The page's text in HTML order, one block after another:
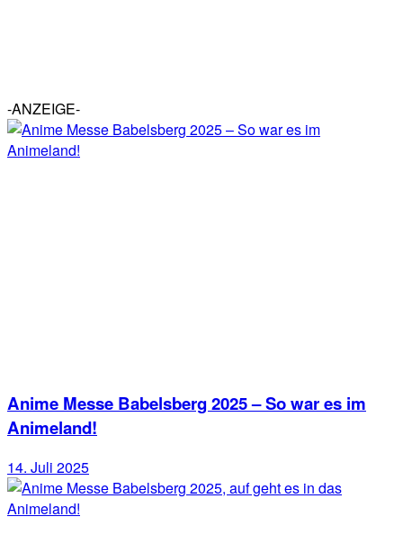
-ANZEIGE-
Anime Messe Babelsberg 2025 – So war es im
Animeland!
14. Juli 2025